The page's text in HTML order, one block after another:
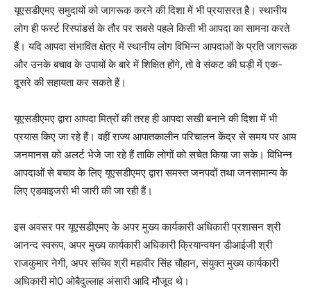
यूएसडीएमए समुदायों को जागरूक करने की दिशा में भी प्रयासरत है। स्थानीय
लोग ही फर्स्ट रिस्पांडर्स के तौर पर सबसे पहले किसी भी आपदा का सामना करते
हैं। यदि आपदा संभावित क्षेत्र में स्थानीय लोग विभिन्न आपदाओं के प्रति जागरूक
और उनके बचाव के उपायों के बारे में शिक्षित होंगे, तो वे संकट की घड़ी में एक-
दूसरे की सहायता कर सकते हैं।
यूएसडीएमए द्वारा आपदा मित्रों की तरह ही आपदा सखी बनाने की दिशा में भी
प्रयास किए जा रहे हैं। वहीं राज्य आपातकालीन परिचालन केंद्र से समय पर आम
जनमानस को अलर्ट भेजे जा रहे हैं ताकि लोगों को सचेत किया जा सके। विभिन्न
आपदाओं से बचाव के लिए यूएसडीएमए द्वारा समस्त जनपदों तथा जनसामान्य के
लिए एडवाइजरी भी जारी की जा रही हैं।
इस अवसर पर यूएसडीएमए के अपर मुख्य कार्यकारी अधिकारी प्रशासन श्री
आनन्द स्वरूप, अपर मुख्य कार्यकारी अधिकारी क्रियान्वयन डीआईजी श्री
राजकुमार नेगी, अपर सचिव श्री महावीर सिंह चौहान, संयुक्त मुख्य कार्यकारी
अधिकारी मो0 ओबैदुल्लाह अंसारी आदि मौजूद थे।